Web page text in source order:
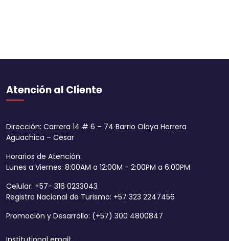
Atención al Cliente
Dirección: Carrera 14 # 6 – 74 Barrio Olaya Herrera
Aguachica – Cesar
Horarios de Atención:
Lunes a Viernes: 8:00AM a 12:00M - 2:00PM a 6:00PM
Celular: +57- 316 0233043
Registro Nacional de Turismo: +57 323 2247456
Promoción y Desarrollo: (+57) 300 4800847